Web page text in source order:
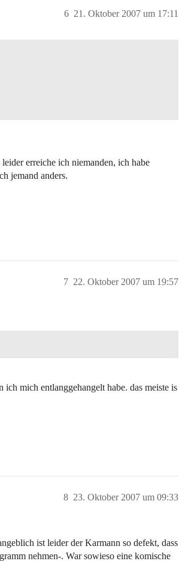
21. Oktober 2007 um 17:11
6
erreiche ich niemanden, ich habe
jemand anders.
22. Oktober 2007 um 19:57
7
ich mich entlanggehangelt habe. das meiste is
23. Oktober 2007 um 09:33
8
ist leider der Karmann so defekt, dass
nehmen-. War sowieso eine komische